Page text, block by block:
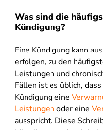
Was sind die
Kündigung?
Eine Kündigung kann
erfolgen, zu den
Leistungen und
Fällen ist es üblich,
Kündigung eine
Leistungen oder eine
ausspricht. Diese